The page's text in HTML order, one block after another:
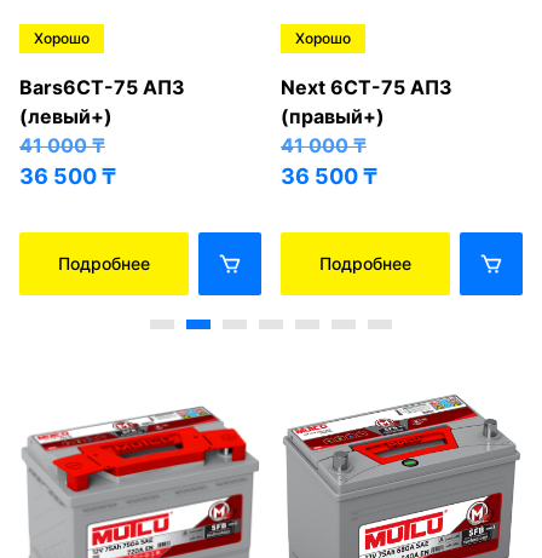
Хорошо
Bars6СТ-75 АПЗ
(левый+)
41 000₸
36 500₸
Подробнее
Хорошо
Next 6СТ-75 АПЗ
(правый+)
41 000₸
36 500₸
Подробнее